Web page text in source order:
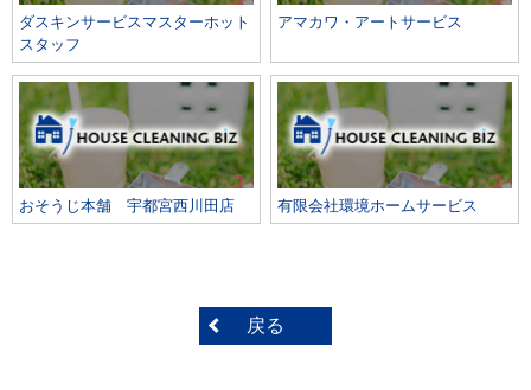
ダスキンサービスマスターホット
スタッフ
アマカワ・アートサービス
おそうじ本舗 宇都宮西川田店 有限会社環境ホームサービス
戻る